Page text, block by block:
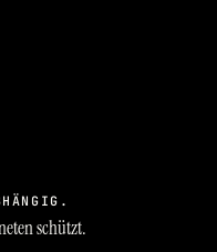
schützt.